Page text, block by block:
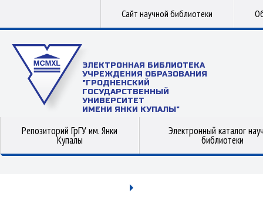
Сайт научной библиотеки
ЭЛЕКТРОННАЯ БИБЛИОТЕКА
УЧРЕЖДЕНИЯ ОБРАЗОВАНИЯ
"ГРОДНЕНСКИЙ
ГОСУДАРСТВЕННЫЙ
УНИВЕРСИТЕТ
ИМЕНИ ЯНКИ КУПАЛЫ"
Репозиторий ГрГУ им. Янки
Купалы
Электронный каталог
библиотеки